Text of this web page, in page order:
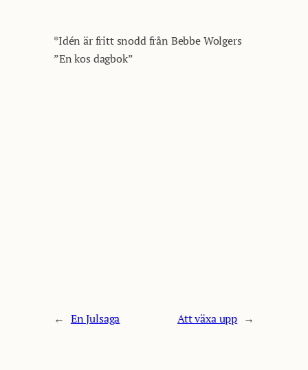
*Idén är fritt snodd från Bebbe Wolgers
”En kos dagbok”
← En Julsaga Att växa upp →